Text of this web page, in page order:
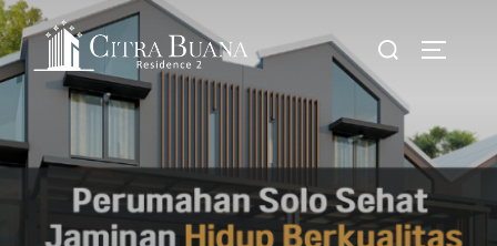
Skip
to
content
Search
for: